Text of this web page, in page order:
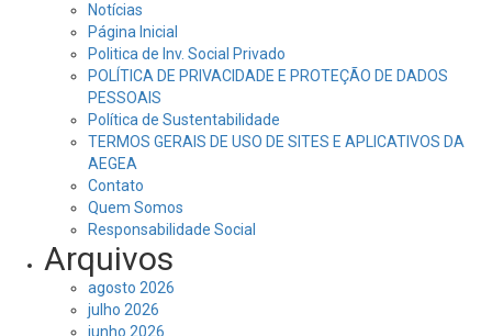
Notícias
Página Inicial
Politica de Inv. Social Privado
POLÍTICA DE PRIVACIDADE E PROTEÇÃO DE DADOS
PESSOAIS
Política de Sustentabilidade
TERMOS GERAIS DE USO DE SITES E APLICATIVOS DA
AEGEA
Contato
Quem Somos
Responsabilidade Social
Arquivos
agosto 2026
julho 2026
junho 2026